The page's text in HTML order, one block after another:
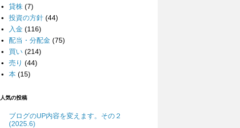
貸株 (7)
投資の方針 (44)
入金 (116)
配当・分配金 (75)
買い (214)
売り (44)
本 (15)
人気の投稿
ブログのUP内容を変えます。その２
(2025.6)